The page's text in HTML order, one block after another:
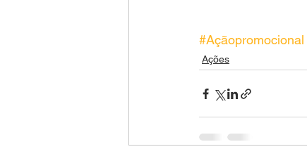
#Açãopromocional
Ações